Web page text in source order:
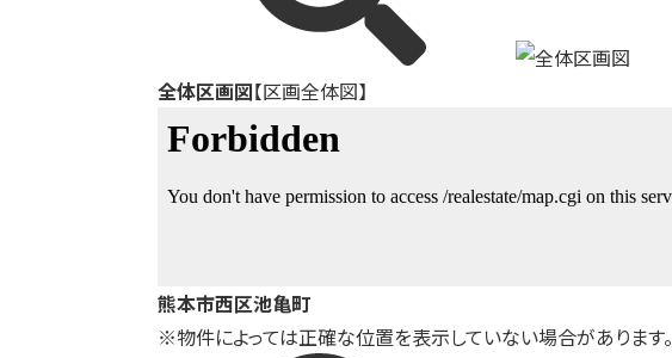
全体区画図【区画全体図】
熊本市西区池亀町
※物件によっては正確な位置を表示していない場合があります。